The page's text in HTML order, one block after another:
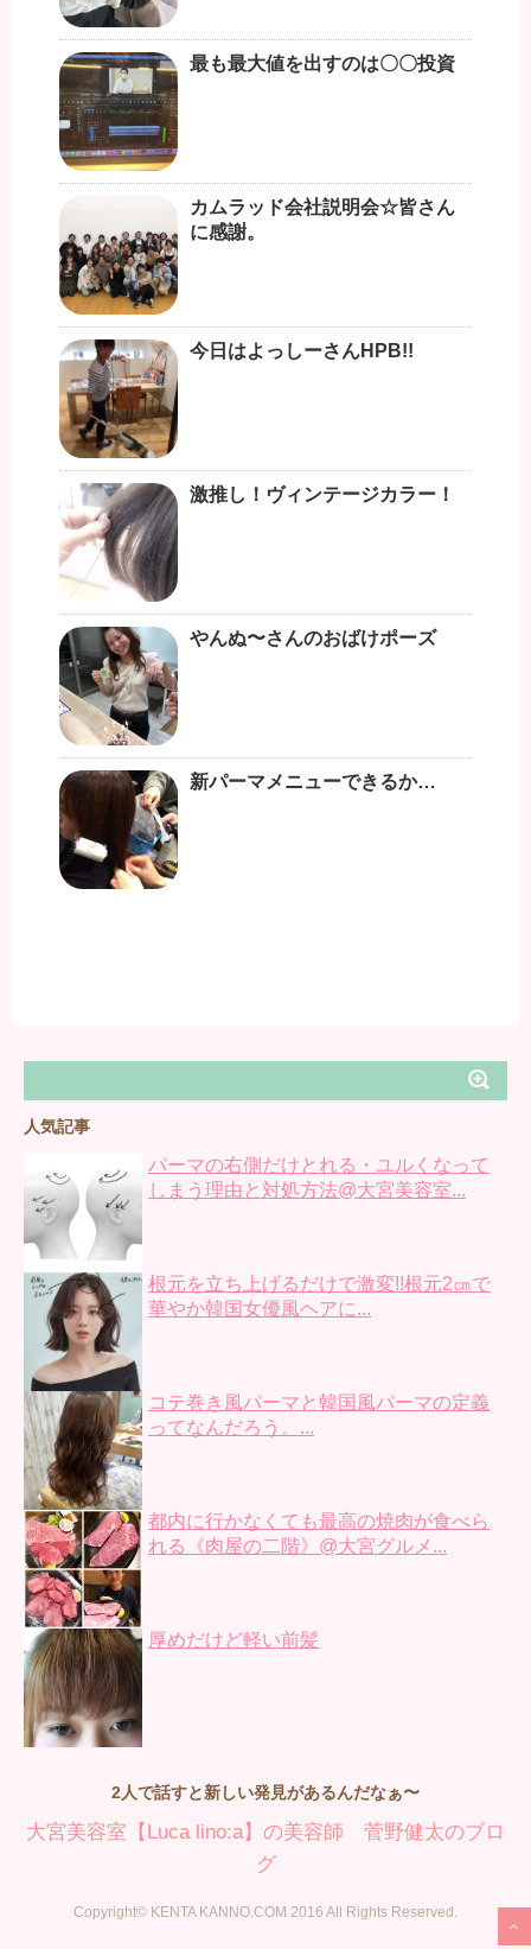
最も最大値を出すのは〇〇投資
カムラッド会社説明会☆皆さん
に感謝。
今日はよっしーさんHPB!!
激推し！ヴィンテージカラー！
やんぬ〜さんのおばけポーズ
新パーマメニューできるか…
人気記事
パーマの右側だけとれる・ユルくなって
しまう理由と対処方法@大宮美容室...
根元を立ち上げるだけで激変!!根元2㎝で
華やか韓国女優風ヘアに...
コテ巻き風パーマと韓国風パーマの定義
ってなんだろう。...
都内に行かなくても最高の焼肉が食べら
れる《肉屋の二階》@大宮グルメ...
厚めだけど軽い前髪
2人で話すと新しい発見があるんだなぁ〜
大宮美容室【Luca lino:a】の美容師 菅野健太のブロ
グ
Copyright© KENTA KANNO.COM 2016 All Rights Reserved.